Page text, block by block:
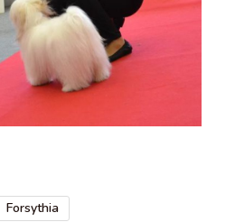
Forsythia